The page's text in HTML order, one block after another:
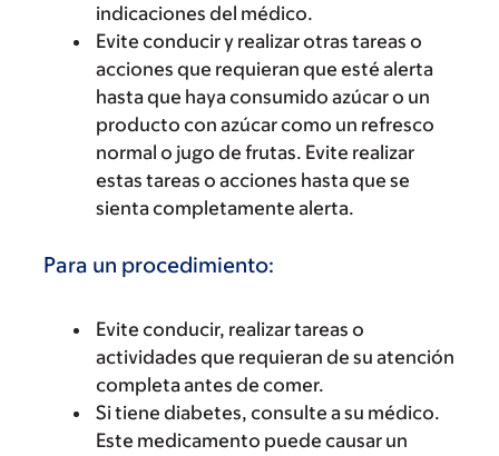
indicaciones del médico.
Evite conducir y realizar otras tareas o
acciones que requieran que esté alerta
hasta que haya consumido azúcar o un
producto con azúcar como un refresco
normal o jugo de frutas. Evite realizar
estas tareas o acciones hasta que se
sienta completamente alerta.
Para un procedimiento:
Evite conducir, realizar tareas o
actividades que requieran de su atención
completa antes de comer.
Si tiene diabetes, consulte a su médico.
Este medicamento puede causar un